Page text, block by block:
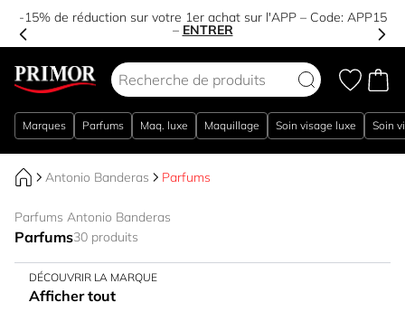
-15% de réduction sur votre 1er achat sur l'APP – Code: APP15
– ENTRER
Marques Parfums Maq. luxe Maquillage Soin visage luxe Soin
Antonio Banderas Parfums
Parfums Antonio Banderas
Parfums30 produits
DÉCOUVRIR LA MARQUE
Afficher tout